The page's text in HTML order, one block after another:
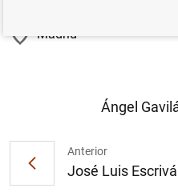
Madrid
Anterior
José Luis
Ángel